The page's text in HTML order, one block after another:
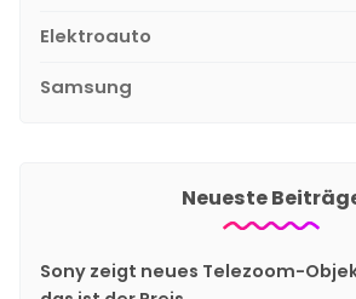
Elektroauto
Samsung
Neueste
Sony zeigt neues Telezoom-